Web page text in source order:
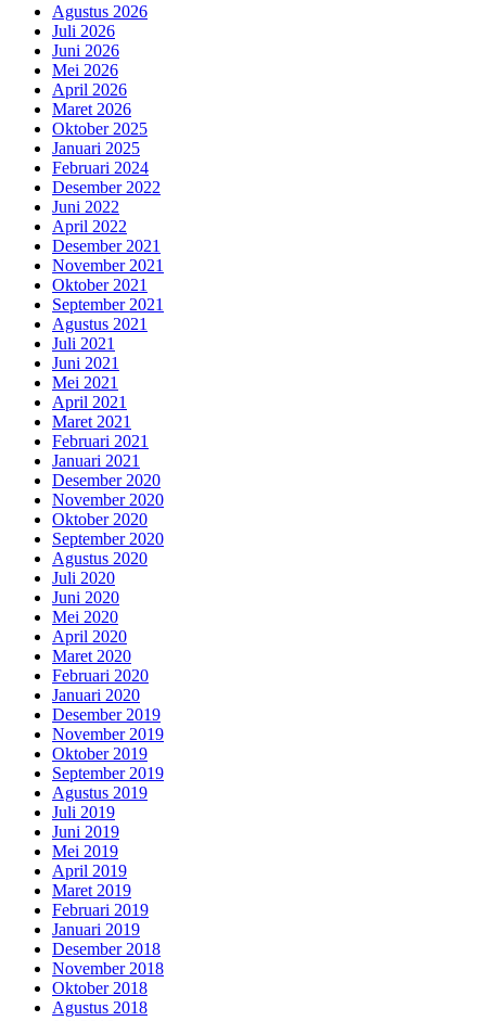
Agustus 2026
Juli 2026
Juni 2026
Mei 2026
April 2026
Maret 2026
Oktober 2025
Januari 2025
Februari 2024
Desember 2022
Juni 2022
April 2022
Desember 2021
November 2021
Oktober 2021
September 2021
Agustus 2021
Juli 2021
Juni 2021
Mei 2021
April 2021
Maret 2021
Februari 2021
Januari 2021
Desember 2020
November 2020
Oktober 2020
September 2020
Agustus 2020
Juli 2020
Juni 2020
Mei 2020
April 2020
Maret 2020
Februari 2020
Januari 2020
Desember 2019
November 2019
Oktober 2019
September 2019
Agustus 2019
Juli 2019
Juni 2019
Mei 2019
April 2019
Maret 2019
Februari 2019
Januari 2019
Desember 2018
November 2018
Oktober 2018
Agustus 2018